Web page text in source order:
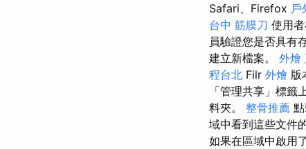
Safari、Firefox 戶
台中 筋膜刀 使用
員驗證您是否具有
建立新檔案。 外燴
程台北 Filr 外燴 版
「管理共享」標籤
料夾。 整骨推薦
域中看到這些文件
如果在區域中啟用